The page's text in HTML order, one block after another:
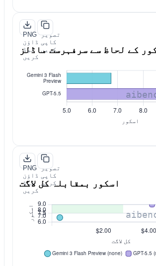
PNG
ڈاؤن
لوڈ
کریں
تصویر
کاپی
کریں
کے لحاظ سے سرفہرست ماڈلز
PNG
ڈاؤن
لوڈ
کریں
تصویر
کاپی
کریں
اسکور بمقابلہ کل لاگت